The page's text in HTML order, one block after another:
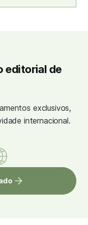
editorial de
exclusivos,
internacional.